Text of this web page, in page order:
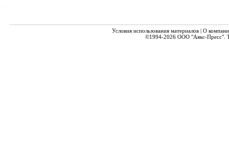
Условия использования материалов| О
©1994-2026 ООО "Аякс-Пресс".